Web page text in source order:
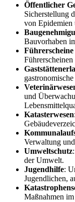
Öffentlicher
Sicherstellung
von Epidemien
Bauvorhaben
und
Katasterwesen
Verwaltung
Umweltschutz
der Umwelt.
Jugendhilfe:
Jugendlichen,
Maßnahmen